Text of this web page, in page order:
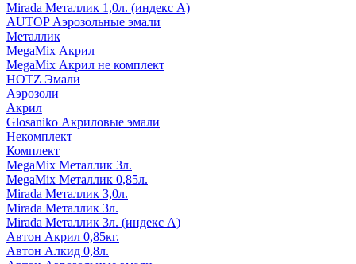
Mirada Металлик 1,0л. (индекс А)
AUTOP Аэрозольные эмали
Металлик
MegaMix Акрил
MegaMix Акрил не комплект
HOTZ Эмали
Аэрозоли
Акрил
Glosaniko Акриловые эмали
Некомплект
Комплект
MegaMix Металлик 3л.
MegaMix Металлик 0,85л.
Mirada Металлик 3,0л.
Mirada Металлик 3л.
Mirada Металлик 3л. (индекс А)
Автон Акрил 0,85кг.
Автон Алкид 0,8л.